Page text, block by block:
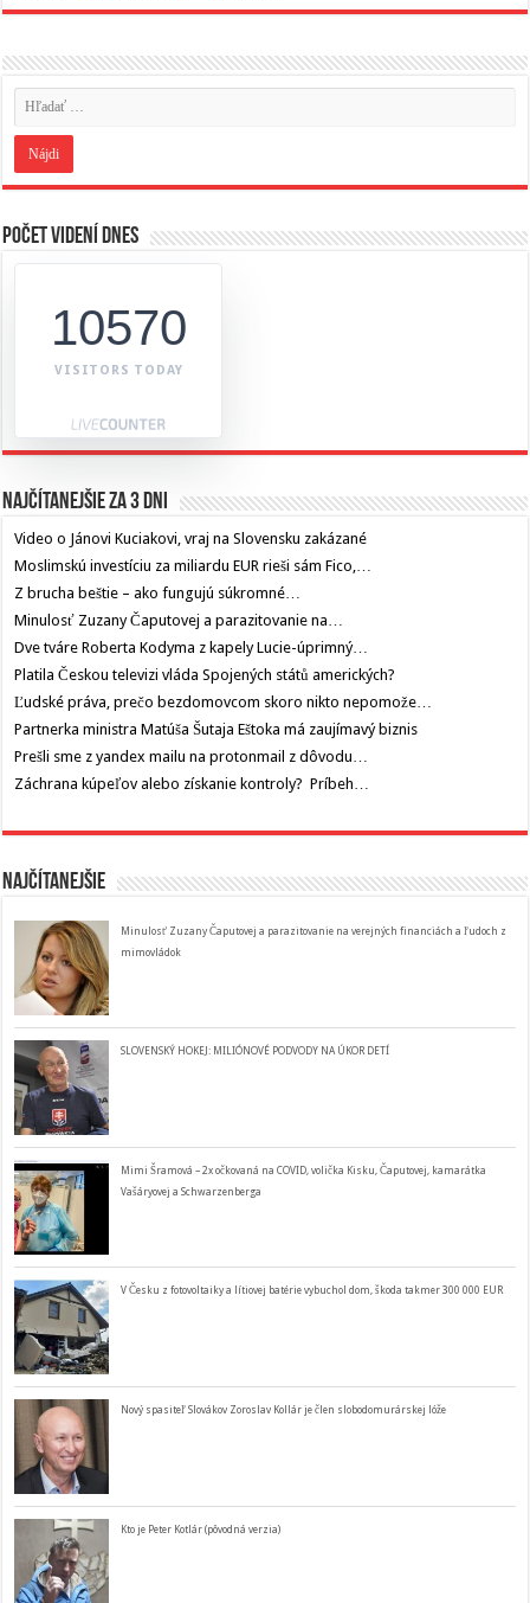
Počet videní dnes
10570
VISITORS TODAY
Najčítanejšie za 3 dni
Video o Jánovi Kuciakovi, vraj na Slovensku zakázané
Moslimskú investíciu za miliardu EUR rieši sám Fico,…
Z brucha beštie – ako fungujú súkromné…
Minulosť Zuzany Čaputovej a parazitovanie na…
Dve tváre Roberta Kodyma z kapely Lucie-úprimný…
Platila Českou televizi vláda Spojených států amerických?
Ľudské práva, prečo bezdomovcom skoro nikto nepomože…
Partnerka ministra Matúša Šutaja Eštoka má zaujímavý biznis
Prešli sme z yandex mailu na protonmail z dôvodu…
Záchrana kúpeľov alebo získanie kontroly? Príbeh…
Najčítanejšie
Minulosť Zuzany Čaputovej a parazitovanie na verejných financiách a ľudoch z
mimovládok
SLOVENSKÝ HOKEJ: MILIÓNOVÉ PODVODY NA ÚKOR DETÍ
Mimi Šramová – 2x očkovaná na COVID, volička Kisku, Čaputovej, kamarátka
Vašáryovej a Schwarzenberga
V Česku z fotovoltaiky a lítiovej batérie vybuchol dom, škoda takmer 300 000 EUR
Nový spasiteľ Slovákov Zoroslav Kollár je člen slobodomurárskej lóže
Kto je Peter Kotlár (pôvodná verzia)